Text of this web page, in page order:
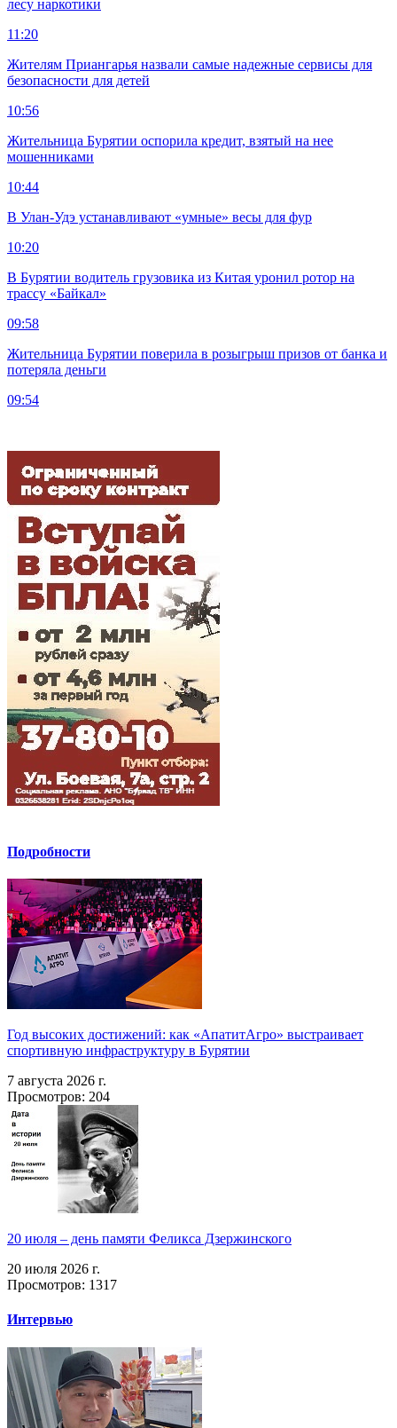
лесу наркотики
11:20
Жителям Приангарья назвали самые надежные сервисы для
безопасности для детей
10:56
Жительница Бурятии оспорила кредит, взятый на нее
мошенниками
10:44
В Улан-Удэ устанавливают «умные» весы для фур
10:20
В Бурятии водитель грузовика из Китая уронил ротор на
трассу «Байкал»
09:58
Жительница Бурятии поверила в розыгрыш призов от банка и
потеряла деньги
09:54
Подробности
Год высоких достижений: как «АпатитАгро» выстраивает
спортивную инфраструктуру в Бурятии
7 августа 2026 г.
Просмотров: 204
20 июля – день памяти Феликса Дзержинского
20 июля 2026 г.
Просмотров: 1317
Интервью